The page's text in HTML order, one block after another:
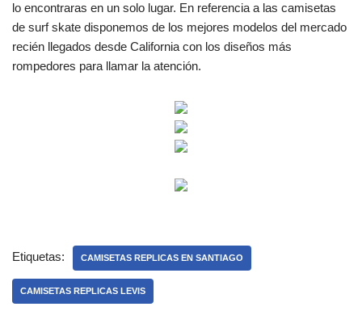
lo encontraras en un solo lugar. En referencia a las camisetas
de surf skate disponemos de los mejores modelos del mercado
recién llegados desde California con los diseños más
rompedores para llamar la atención.
Etiquetas: CAMISETAS REPLICAS EN SANTIAGO
CAMISETAS REPLICAS LEVIS